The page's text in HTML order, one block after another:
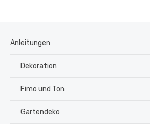
Anleitungen
Dekoration
Fimo und Ton
Gartendeko